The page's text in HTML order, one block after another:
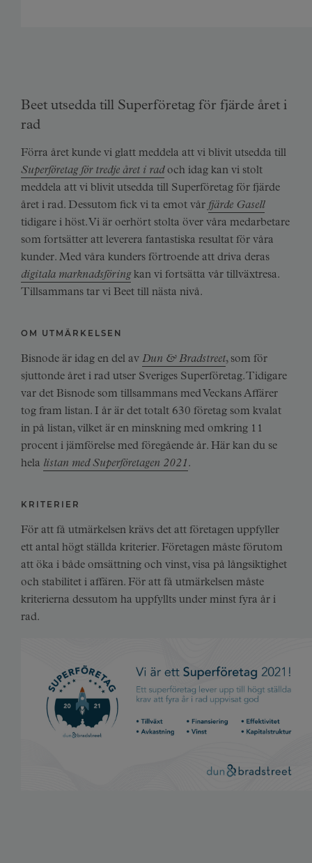
Beet utsedda till Superföretag för fjärde året i
rad
Förra året kunde vi glatt meddela att vi blivit utsedda till
Superföretag för tredje året i radoch idag kan vi stolt
meddela att vi blivit utsedda till Superföretag för fjärde
året i rad. Dessutom fick vi ta emot vår fjärde Gasell
tidigare i höst. Vi är oerhört stolta över våra medarbetare
som fortsätter att leverera fantastiska resultat för våra
kunder. Med våra kunders förtroende att driva deras
digitala marknadsföringkan vi fortsätta vår tillväxtresa.
Tillsammans tar vi Beet till nästa nivå.
OM UTMÄRKELSEN
Bisnode är idag en del av Dun & Bradstreet, som för
sjuttonde året i rad utser Sveriges Superföretag. Tidigare
var det Bisnode som tillsammans med Veckans Affärer
tog fram listan. I år är det totalt 630 företag som kvalat
in på listan, vilket är en minskning med omkring 11
procent i jämförelse med föregående år. Här kan du se
hela listan med Superföretagen 2021.
KRITERIER
För att få utmärkelsen krävs det att företagen uppfyller
ett antal högt ställda kriterier. Företagen måste förutom
att öka i både omsättning och vinst, visa på långsiktighet
och stabilitet i affären. För att få utmärkelsen måste
kriterierna dessutom ha uppfyllts under minst fyra år i
rad.